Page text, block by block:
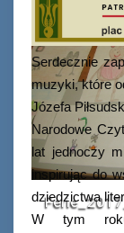
Serdecznie
muzyki, które
Józefa
Narodowe
lat jednoczy
inspirując do
dziedzictwa
W tym